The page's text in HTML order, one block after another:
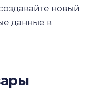
новый
данные в